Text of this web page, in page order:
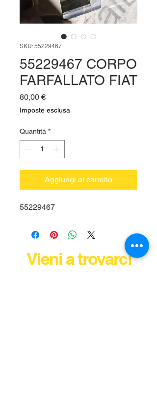
SKU: 55229467
55229467 CORPO
FARFALLATO FIAT
80,00 €Prezzo
Imposte esclusa
Quantità *
Aggiungi al carrello
55229467
Vieni a trovarci